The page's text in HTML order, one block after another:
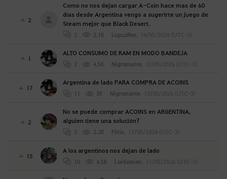
2
Como no nos dejan cargar A-Coin hace mas de 60
días desde Argentina vengo a sugerirte un juego de
Steam mejor que Black Desert.
2 2.1K LupuzRex 14/05/2026 (UTC-3)
1
ALTO CONSUMO DE RAM EN MODO BANDEJA
2 4.5K Nigromante 13/05/2026 (UTC-3)
17
Argentina de lado PARA COMPRA DE ACOINS
11 3K Nigromante 13/05/2026 (UTC-3)
2
No se puede comprar ACOINS en ARGENTINA,
alguien tiene una solución?
2 2.2K Flirix 11/05/2026 (UTC-3)
15
A los argentinos nos dejan de lado
10 4.5K Lordamion